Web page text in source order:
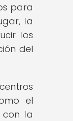
para
la
los
del
el
con la